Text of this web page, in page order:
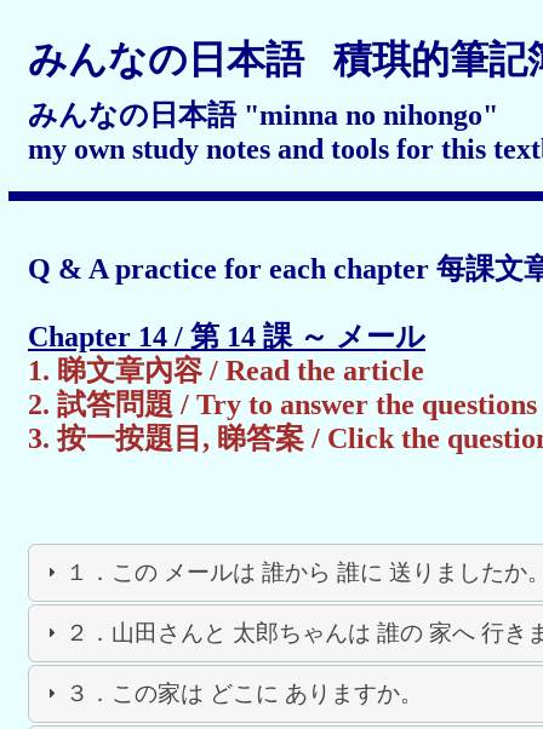
みんなの日本語 積琪的筆記
みんなの日本語 "minna no nihongo"
my own study notes and tools for this
Q & A practice for each chapter 每課文
Chapter 14 / 第 14 課 ～ メール
1. 睇文章內容/ Read the article
2. 試答問題 / Try to answer the
3. 按一按題目 , 睇答案 / Click the
１．この メールは 誰から 誰に 送りましたか
２．山田さんと 太郎ちゃんは 誰の 家へ 行き
３．この家は どこに ありますか。